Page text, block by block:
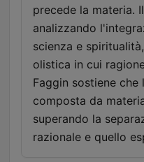
precede la materia.
analizzando
scienza e
olistica in cui
Faggin sostiene che
composta da
superando la
razionale e quello